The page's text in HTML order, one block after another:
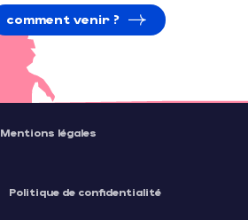
comment venir ?
Mentions légales
Politique de confidentialité